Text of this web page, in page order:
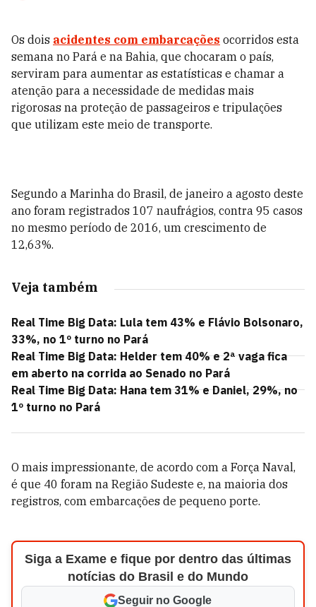
Os dois acidentes com embarcações ocorridos esta
semana no Pará e na Bahia, que chocaram o país,
serviram para aumentar as estatísticas e chamar a
atenção para a necessidade de medidas mais
rigorosas na proteção de passageiros e tripulações
que utilizam este meio de transporte.
Segundo a Marinha do Brasil, de janeiro a agosto deste
ano foram registrados 107 naufrágios, contra 95 casos
no mesmo período de 2016, um crescimento de
12,63%.
Veja também
Real Time Big Data: Lula tem 43% e Flávio Bolsonaro,
33%, no 1º turno no Pará
Real Time Big Data: Helder tem 40% e 2ª vaga fica
em aberto na corrida ao Senado no Pará
Real Time Big Data: Hana tem 31% e Daniel, 29%, no
1º turno no Pará
O mais impressionante, de acordo com a Força Naval,
é que 40 foram na Região Sudeste e, na maioria dos
registros, com embarcações de pequeno porte.
Siga a Exame e fique por dentro das últimas
notícias do Brasil e do Mundo
Seguir no Google